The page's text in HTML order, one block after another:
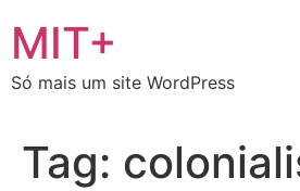
para
conteúdo
MIT+
Só mais um site WordPress
Tag: